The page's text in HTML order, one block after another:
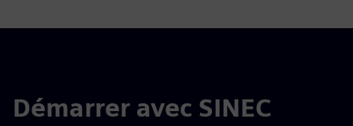
Démarrer avec SINEC